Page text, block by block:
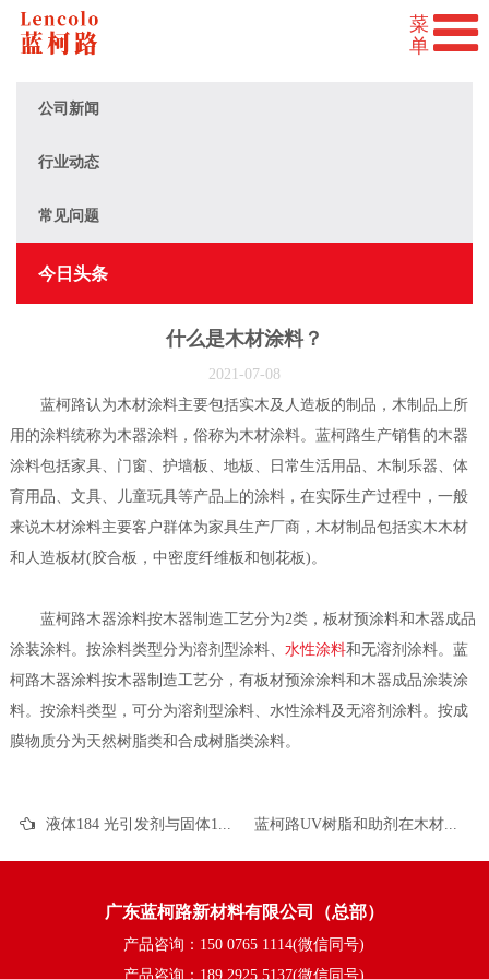
公司新闻
行业动态
常见问题
今日头条
什么是木材涂料？
2021-07-08
蓝柯路认为木材涂料主要包括实木及人造板的制品，木制品上所
用的涂料统称为木器涂料，俗称为木材涂料。蓝柯路生产销售的木器
涂料包括家具、门窗、护墙板、地板、日常生活用品、木制乐器、体
育用品、文具、儿童玩具等产品上的涂料，在实际生产过程中，一般
来说木材涂料主要客户群体为家具生产厂商，木材制品包括实木木材
和人造板材(胶合板，中密度纤维板和刨花板)。
蓝柯路木器涂料按木器制造工艺分为2类，板材预涂料和木器成品
涂装涂料。按涂料类型分为溶剂型涂料、 水性涂料和无溶剂涂料。蓝
柯路木器涂料按木器制造工艺分，有板材预涂涂料和木器成品涂装涂
料。按涂料类型，可分为溶剂型涂料、水性涂料及无溶剂涂料。按成
膜物质分为天然树脂类和合成树脂类涂料。
蓝柯路UV树脂和助剂在木材涂料中的应用（二）
广东蓝柯路新材料有限公司（总部）
产品咨询：150 0765 1114(微信同号)
产品咨询：189 2925 5137(微信同号)